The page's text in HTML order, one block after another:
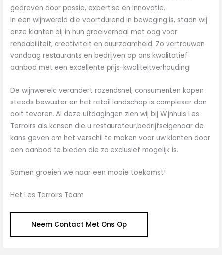
gedreven door passie, expertise en innovatie.
In een wijnwereld die voortdurend in beweging is, staan wij
onze klanten bij in hun groeiverhaal met oog voor
rendabiliteit, creativiteit en duurzaamheid. Zo vertrouwen
vandaag restaurants en bedrijven op ons kwalitatief
aanbod met een excellente prijs-kwaliteitverhouding.
De wijnwereld verandert razendsnel, consumenten kopen
steeds bewuster en het retail landschap is complexer dan
ooit tevoren. Al deze uitdagingen zien wij bij Wijnhuis Les
Terroirs als kansen die u restaurateur,bedrijfseigenaar de
kans geven om het verschil te maken voor uw klanten door
een aanbod te bieden die zo exclusief mogelijk is.
Samen groeien we naar een mooie toekomst!
Het Les Terroirs Team
Neem Contact Met Ons Op